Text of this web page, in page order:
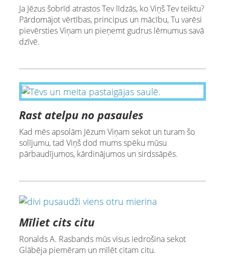
Ja Jēzus šobrīd atrastos Tev līdzās, ko Viņš Tev teiktu?
Pārdomājot vērtības, principus un mācību, Tu varēsi
pievērsties Viņam un pieņemt gudrus lēmumus savā
dzīvē.
Rast atelpu no pasaules
Kad mēs apsolām Jēzum Viņam sekot un turam šo
solījumu, tad Viņš dod mums spēku mūsu
pārbaudījumos, kārdinājumos un sirdssāpēs.
Mīliet cits citu
Ronalds A. Rasbands mūs visus iedrošina sekot
Glābēja piemēram un mīlēt citam citu.